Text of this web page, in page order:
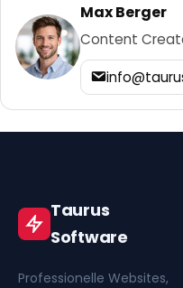
Max Berger
Content
Taurus
Software
Professionelle Websites,